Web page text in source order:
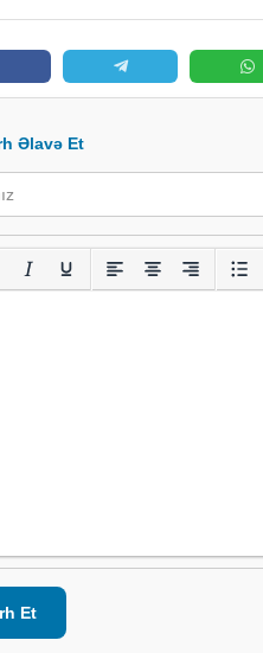
Əlavə Et
Et